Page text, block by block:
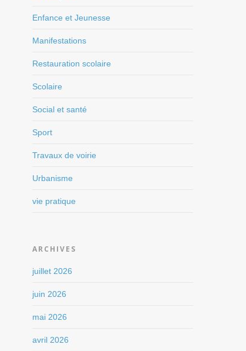
Enfance et Jeunesse
Manifestations
Restauration scolaire
Scolaire
Social et santé
Sport
Travaux de voirie
Urbanisme
vie pratique
ARCHIVES
juillet 2026
juin 2026
mai 2026
avril 2026